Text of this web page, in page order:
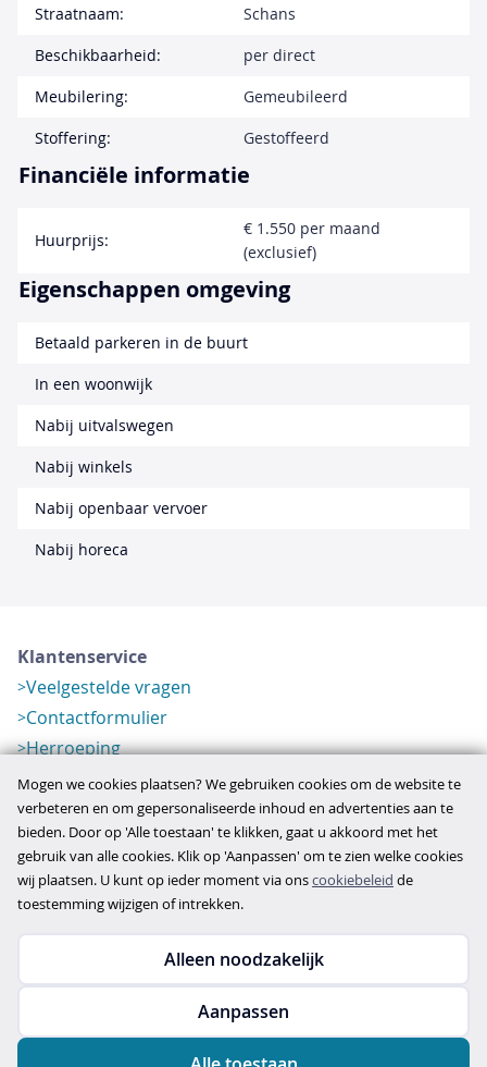
Straatnaam:
Schans
Beschikbaarheid:
per direct
Meubilering:
Gemeubileerd
Stoffering:
Gestoffeerd
Financiële informatie
Huurprijs:
€ 1.550 per maand
(exclusief)
Eigenschappen omgeving
Betaald parkeren in de buurt
In een woonwijk
Nabij uitvalswegen
Nabij winkels
Nabij openbaar vervoer
Nabij horeca
Klantenservice
Veelgestelde vragen
Contactformulier
Herroeping
Over ons
Bedrijfsgegevens
Werkwijze
Overzichten
Verlopen aanbod
Copyright © 2026
privacy- en cookiebeleid
Mogen we cookies plaatsen? We gebruiken cookies om de website te
verbeteren en om gepersonaliseerde inhoud en advertenties aan te
bieden. Door op 'Alle toestaan' te klikken, gaat u akkoord met het
gebruik van alle cookies. Klik op 'Aanpassen' om te zien welke cookies
wij plaatsen. U kunt op ieder moment via onscookiebeleid de
toestemming wijzigen of intrekken.
Alleen noodzakelijk
Aanpassen